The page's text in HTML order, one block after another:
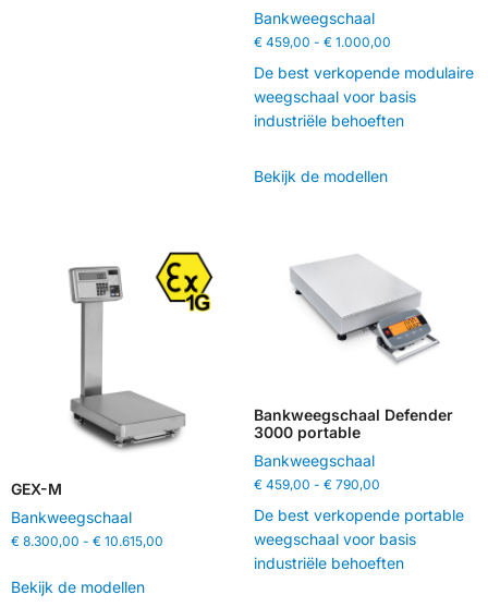
Bankweegschaal
€459,00 - €1.000,00
De best verkopende modulaire
weegschaal voor basis
industriële behoeften
Bekijk de modellen
GEX-M
Bankweegschaal
€ 8.300,00 - € 10.615,00
Bekijk de modellen
Bankweegschaal Defender
3000 portable
Bankweegschaal
€459,00 - €790,00
De best verkopende portable
weegschaal voor basis
industriële behoeften